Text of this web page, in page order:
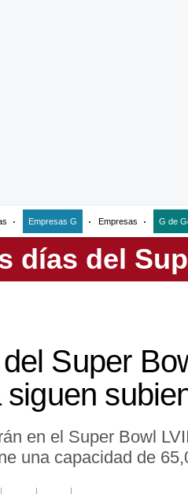
Empresas G Empresas G de
Super
en el Super Bowl
una capacidad de